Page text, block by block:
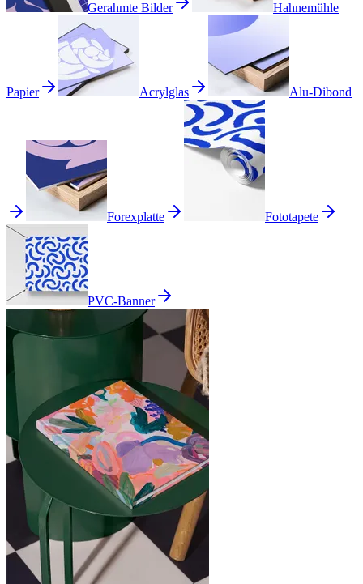
Gerahmte Bilder Hahnemühle
Papier Acrylglas Alu-Dibond
Forexplatte Fototapete
PVC-Banner